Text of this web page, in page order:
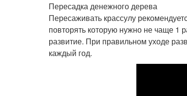
Пересадка денежного дерева
Пересаживать крассулу
повторять которую нужно не чаще 1
развитие. При правильном уходе
каждый год.